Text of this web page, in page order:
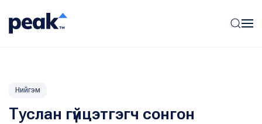
Нийгэм
Туслан гүйцэтгэгч сонгон